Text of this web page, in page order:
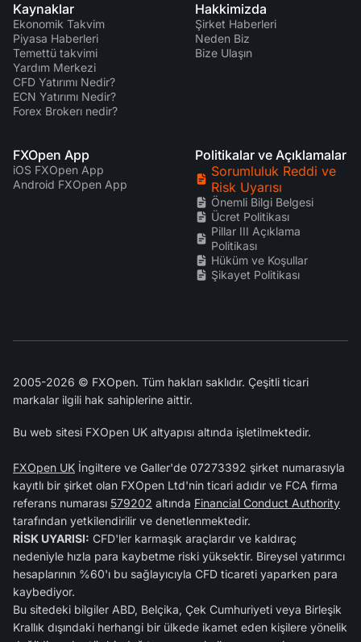
Kaynaklar
Ekonomik Takvim
Piyasa Haberleri
Temettü takvimi
Yardım Merkezi
CFD Yatırımı Nedir?
ECN Yatırımı Nedir?
Forex Brokerı nedir?
Hakkimizda
Şirket Haberleri
Neden Biz
Bize Ulaşın
FXOpen App
iOS FXOpen App
Android FXOpen App
Politikalar ve Açıklamalar
Sorumluluk Reddi ve
Risk Uyarısı
Önemli Bilgi Belgesi
Ücret Politikası
Pillar III Açıklama
Politikası
Hüküm ve Koşullar
Şikayet Politikası
2005-2026 © FXOpen. Tüm hakları saklıdır. Çeşitli ticari
markalar ilgili hak sahiplerine aittir.
Bu web sitesi FXOpen UK altyapısı altında işletilmektedir.
FXOpen UK İngiltere ve Galler'de 07273392 şirket numarasıyla
kayıtlı bir şirket olan FXOpen Ltd'nin ticari adıdır ve FCA firma
referans numarası 579202 altında Financial Conduct Authority
tarafından yetkilendirilir ve denetlenmektedir.
RİSK UYARISI: CFD'ler karmaşık araçlardır ve kaldıraç
nedeniyle hızla para kaybetme riski yüksektir. Bireysel yatırımcı
hesaplarının %60'ı bu sağlayıcıyla CFD ticareti yaparken para
kaybediyor.
Bu sitedeki bilgiler ABD, Belçika, Çek Cumhuriyeti veya Birleşik
Krallık dışındaki herhangi bir ülkede ikamet eden kişilere yönelik